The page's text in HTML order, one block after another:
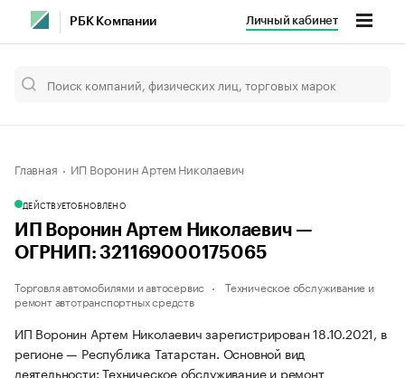
РБК Компании Личный кабинет
Главная ИП Воронин Артем Николаевич
ДЕЙСТВУЕТОБНОВЛЕНО
ИП Воронин Артем Николаевич —
ОГРНИП: 321169000175065
Торговля автомобилями и автосервис
Техническое обслуживание и
ремонт автотранспортных средств
ИП Воронин Артем Николаевич зарегистрирован 18.10.2021, в
регионе — Республика Татарстан. Основной вид
деятельности: Техническое обслуживание и ремонт